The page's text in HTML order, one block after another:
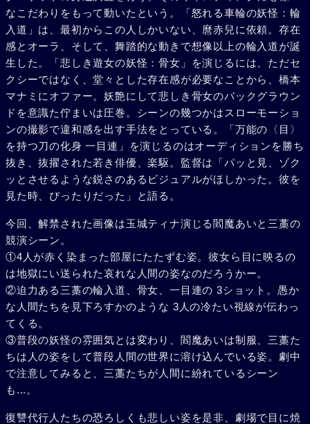
なこだわりをもって動いたという。「怒れる車輪の妖怪：輪
入道」は、最初からこの人しかいない、麿赤兒に依頼。存在
感とオーラ、そして、舞踏的な動きで想像以上の輪入道が誕
生した。「悲しき遊女の妖怪：骨女」を演じるには、ただセ
クシーではなく、堂々とした存在感が必要なことから、橋本
マナミにオファー。妖艶にして悲しき骨女のバックグラウン
ドを意識た佇まいは圧巻。シーンの幾つかはスローモーショ
ンの撮影で違和感を出す手法をとっている。「万能の〈目〉
を持つ刀の化身 一目連」を演じるのはオーディションを勝ち
抜き、抜擢された若き俳優、楽駆。監督は「パッと見、ゾク
ッとさせるような鋭さのあるビジュアルがほしかった。彼を
見た時、ぴったりだった」と語る。
今回、解禁された画像は玉城ティナ演じる閻魔あいと三藁の
競演シーン。
①4人が赤く染まった部屋にたたずむ姿。彼女ら目に映るの
は地獄にい送られた哀れな人間の姿なのだろうかー。
②迫力ある三藁の輪入道、骨女、一目連の 3ショット。愚か
な人間たちを見下ろすかのような 3人の冷たい視線が伝わっ
てくる。
③普段の妖怪の雰囲気とは変わり、閻魔あいは制服、三藁た
ちは人の姿をして普段人間の世界に溶け込んでいる姿。劇中
で注意してみると、三藁たちが人間に紛れているシーン
も...。
復讐代行人たちの恐ろしくも悲しい姿を是非、劇場で目に焼